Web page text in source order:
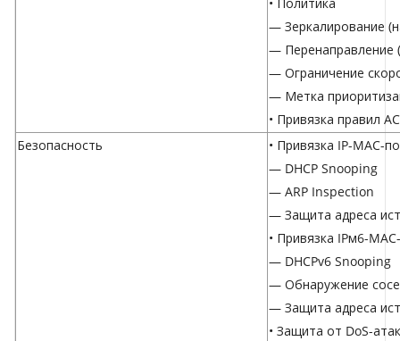
• Политика
— Зеркалирование
— Перенаправление
— Ограничение
— Метка
• Привязка правил
Безопасность
• Привязка IP-MAC-
— DHCP Snooping
— ARP Inspection
— Защита адреса
• Привязка IPм6-
— DHCPv6 Snooping
— Обнаружение
— Защита адреса
• Защита от DoS-атак